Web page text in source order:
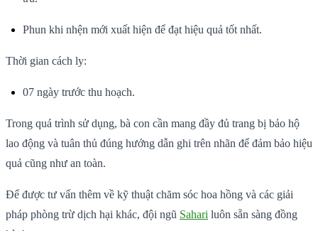
Phun khi nhện mới xuất hiện để đạt hiệu quả tốt nhất.
Thời gian cách ly:
07 ngày trước thu hoạch.
Trong quá trình sử dụng, bà con cần mang đầy đủ trang bị bảo hộ
lao động và tuân thủ đúng hướng dẫn ghi trên nhãn để đảm bảo hiệu
quả cũng như an toàn.
Để được tư vấn thêm về kỹ thuật chăm sóc hoa hồng và các giải
pháp phòng trừ dịch hại khác, đội ngũ Sahari luôn sẵn sàng đồng